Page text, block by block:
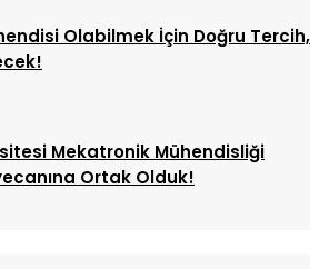
Olabilmek İçin Doğru Tercih,
Mekatronik Mühendisliği
Ortak Olduk!